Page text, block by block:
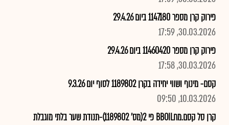
פירוק קרן מספר 1147180 ביום 29.4.26
30.03.2026, 17:59
פירוק קרן מספר 11460420 ביום 29.4.26
30.03.2026, 17:58
קסם- מינוף ושווי יחידה בקרן 1189802 לסוף יום 9.3.26
10.03.2026, 09:50
קרן סל קסם.מחBBOIL פי 2(מס' 1189802)-תנודת שער בלתי מוגבלת